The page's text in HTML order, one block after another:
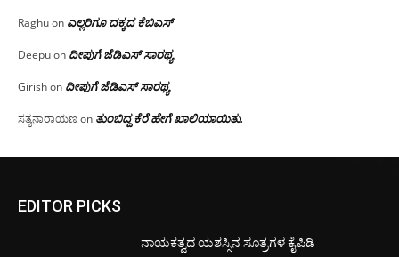
Raghuon ಎಲ್ಲರಿಗೂ ದಕ್ಕದ ಕೆಬಿಎಸ್
Deepuon ದೀಪುಗೆ ಜೆಡಿಎಸ್ ಸಾರಥ್ಯ
Girishon ದೀಪುಗೆ ಜೆಡಿಎಸ್ ಸಾರಥ್ಯ
ಸತ್ಯನಾರಾಯಣon ತುಂಬಿದ್ದ ಕೆರೆ ಹೇಗೆ ಖಾಲಿಯಾಯಿತು.
EDITOR PICKS
ನಾಯಕತ್ವದ ಯಶಸ್ಸಿನ ಸೂತ್ರಗಳ ಕೈಪಿಡಿ